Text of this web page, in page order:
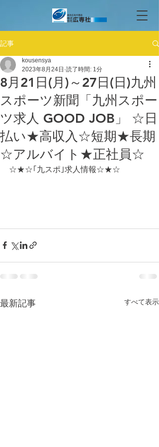
記事
8月21日(月)～27日(日)九州
スポーツ新聞「九州スポー
ツ求人 GOOD JOB」 ☆日
払い★高収入☆短期★長期
☆アルバイト★正社員☆
kousensya
2023年8月24日 読了時間: 1分
☆★☆｢九スポ｣求人情報☆★☆
最新記事 すべて表示